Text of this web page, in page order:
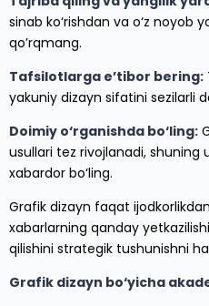
sinab ko‘rishdan va o‘z noyob
qo’rqmang.
Tafsilotlarga e’tibor bering:
yakuniy dizayn sifatini sezilarli
Doimiy o‘rganishda bo‘ling:
usullari tez rivojlanadi,
xabardor bo‘ling.
Grafik dizayn faqat
xabarlarning qanday
qilishini strategik tushunishni
Grafik dizayn bo‘yicha